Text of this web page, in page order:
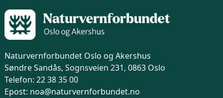
Naturvernforbundet Oslo og Akershus
Søndre Sandås, Sognsveien 231, 0863 Oslo
Telefon: 22 38 35 00
Epost: noa@naturvernforbundet.no